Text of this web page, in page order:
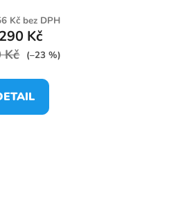
Kč bez DPH
Kč
Kč (–23 %)